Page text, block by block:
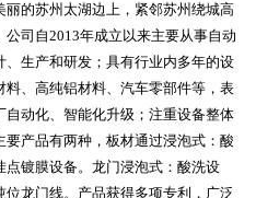
的苏州太湖边上，紧邻苏州绕城高
司自2013年成立以来主要从事自动
生产和研发；具有行业内多年的设
、高纯铝材料、汽车零部件等，表
动化、智能化升级；注重设备整体
产品有两种，板材通过浸泡式：酸
镀膜设备。龙门浸泡式：酸洗设
龙门线。产品获得多项专利， 广泛